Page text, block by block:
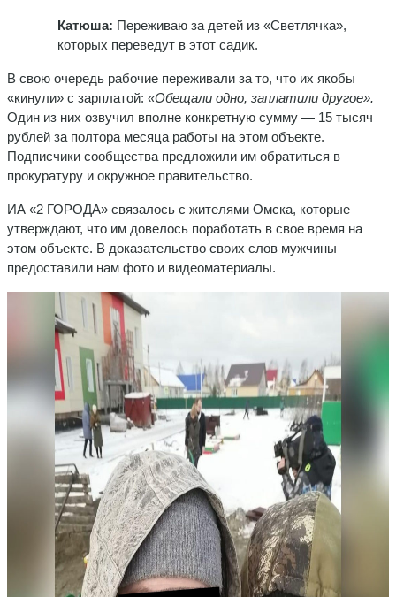
Катюша: Переживаю за детей из «Светлячка»,
которых переведут в этот садик.
В свою очередь рабочие переживали за то, что их якобы
«кинули» с зарплатой: «Обещали одно, заплатили другое».
Один из них озвучил вполне конкретную сумму — 15 тысяч
рублей за полтора месяца работы на этом объекте.
Подписчики сообщества предложили им обратиться в
прокуратуру и окружное правительство.
ИА «2 ГОРОДА» связалось с жителями Омска, которые
утверждают, что им довелось поработать в свое время на
этом объекте. В доказательство своих слов мужчины
предоставили нам фото и видеоматериалы.